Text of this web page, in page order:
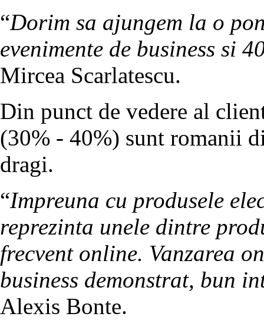
“Dorim sa ajungem la o
evenimente de business si
Mircea Scarlatescu.
Din punct de vedere al
(30% - 40%) sunt romanii
dragi.
“Impreuna cu produsele
reprezinta unele dintre
frecvent online. Vanzarea
business demonstrat, bun
Alexis Bonte.